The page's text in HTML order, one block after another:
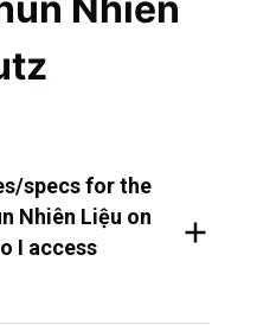
specs for the
Nhiên Liệu on
I access